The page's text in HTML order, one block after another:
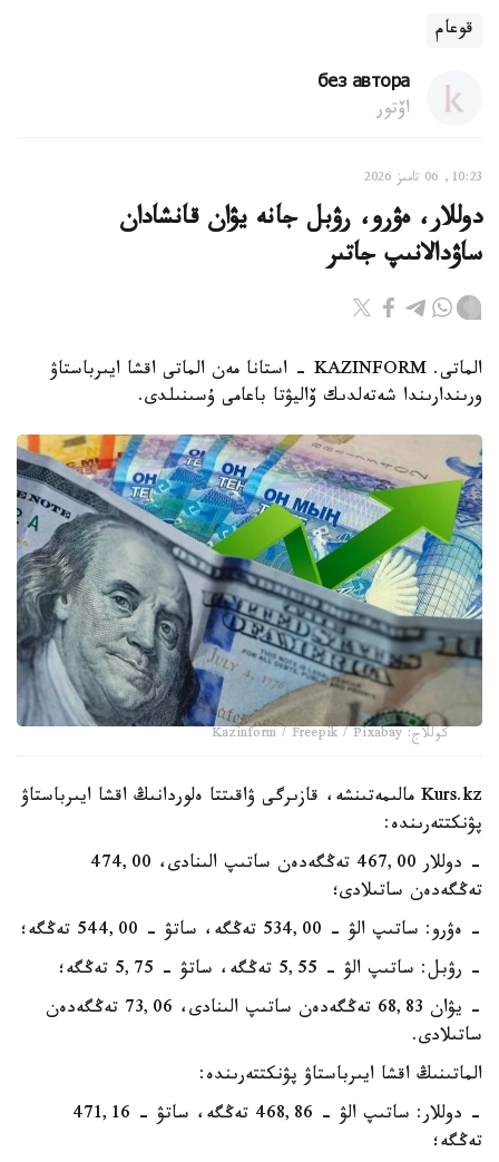
قوعام
без автора
اۆتور
10:23, 06 تامىز 2026
دوللار، ەۋرو، رۋبل جانە يۋان قانشادان
ساۋدالانىپ جاتىر
الماتى. KAZINFORM - استانا مەن الماتى اقشا ايىرباستاۋ
ورىندارىندا شەتەلدىك ۆاليۋتا باعامى ۇسىنىلدى.
كوللاج: Kazinform / Freepik / Pixabay
Kurs.kz مالىمەتىنشە، قازىرگى ۋاقىتتا ەلوردانىڭ اقشا ايىرباستاۋ
پۋنكتتەرىندە:
- دوللار 467,00 تەڭگەدەن ساتىپ الىنادى، 474,00
تەڭگەدەن ساتىلادى؛
- ەۋرو: ساتىپ الۋ - 534,00 تەڭگە، ساتۋ - 544,00 تەڭگە؛
- رۋبل: ساتىپ الۋ - 5,55 تەڭگە، ساتۋ - 5,75 تەڭگە؛
- يۋان 68,83 تەڭگەدەن ساتىپ الىنادى، 73,06 تەڭگەدەن
ساتىلادى.
الماتىنىڭ اقشا ايىرباستاۋ پۋنكتتەرىندە:
- دوللار: ساتىپ الۋ - 468,86 تەڭگە، ساتۋ - 471,16
تەڭگە؛